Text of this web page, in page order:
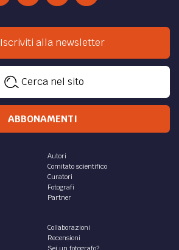
Iscriviti alla newsletter
Cerca nel sito
ABBONAMENTI
Autori
Comitato scientifico
Curatori
Fotografi
Partner
Collaborazioni
Recensioni
Sei un fotografo?